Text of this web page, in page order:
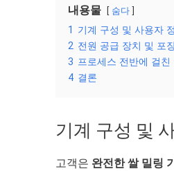
내용물 숨다
1 기계 구성 및 사용자
2 전원 공급 장치 및 포
3 프로세스 전반에 걸
4 결론
기계 구성 및
고객은 완전한 쌀 밀링